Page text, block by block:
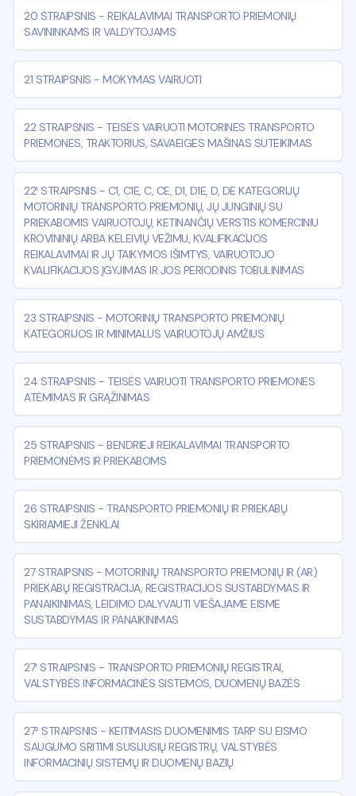
20 STRAIPSNIS - REIKALAVIMAI TRANSPORTO PRIEMONIŲ
SAVININKAMS IR VALDYTOJAMS
21 STRAIPSNIS - MOKYMAS VAIRUOTI
22 STRAIPSNIS - TEISĖS VAIRUOTI MOTORINES TRANSPORTO
PRIEMONES, TRAKTORIUS, SAVAEIGES MAŠINAS SUTEIKIMAS
22¹ STRAIPSNIS - C1, C1E, C, CE, D1, D1E, D, DE KATEGORIJŲ
MOTORINIŲ TRANSPORTO PRIEMONIŲ, JŲ JUNGINIŲ SU
PRIEKABOMIS VAIRUOTOJŲ, KETINANČIŲ VERSTIS KOMERCINIU
KROVININIŲ ARBA KELEIVIŲ VEŽIMU, KVALIFIKACIJOS
REIKALAVIMAI IR JŲ TAIKYMOS IŠIMTYS, VAIRUOTOJO
KVALIFIKACIJOS ĮGYJIMAS IR JOS PERIODINIS TOBULINIMAS
23 STRAIPSNIS - MOTORINIŲ TRANSPORTO PRIEMONIŲ
KATEGORIJOS IR MINIMALUS VAIRUOTOJŲ AMŽIUS
24 STRAIPSNIS - TEISĖS VAIRUOTI TRANSPORTO PRIEMONES
ATĖMIMAS IR GRĄŽINIMAS
25 STRAIPSNIS - BENDRIEJI REIKALAVIMAI TRANSPORTO
PRIEMONĖMS IR PRIEKABOMS
26 STRAIPSNIS - TRANSPORTO PRIEMONIŲ IR PRIEKABŲ
SKIRIAMIEJI ŽENKLAI
27 STRAIPSNIS - MOTORINIŲ TRANSPORTO PRIEMONIŲ IR (AR)
PRIEKABŲ REGISTRACIJA, REGISTRACIJOS SUSTABDYMAS IR
PANAIKINIMAS, LEIDIMO DALYVAUTI VIEŠAJAME EISME
SUSTABDYMAS IR PANAIKINIMAS
27¹ STRAIPSNIS - TRANSPORTO PRIEMONIŲ REGISTRAI,
VALSTYBĖS INFORMACINĖS SISTEMOS, DUOMENŲ BAZĖS
27² STRAIPSNIS - KEITIMASIS DUOMENIMIS TARP SU EISMO
SAUGUMO SRITIMI SUSIJUSIŲ REGISTRŲ, VALSTYBĖS
INFORMACINIŲ SISTEMŲ IR DUOMENŲ BAZIŲ